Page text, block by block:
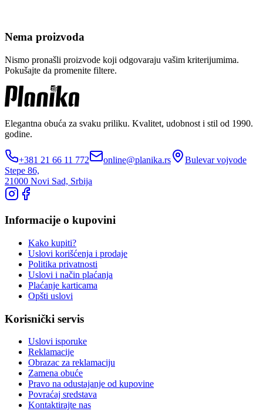
Nema proizvoda
Nismo pronašli proizvode koji odgovaraju vašim kriterijumima.
Pokušajte da promenite filtere.
Elegantna obuća za svaku priliku. Kvalitet, udobnost i stil od 1990.
godine.
+381 21 66 11 772 online@planika.rs
Bulevar vojvode
Stepe 86,
21000 Novi Sad, Srbija
Informacije o kupovini
Kako kupiti?
Uslovi korišćenja i prodaje
Politika privatnosti
Uslovi i način plaćanja
Plaćanje karticama
Opšti uslovi
Korisnički servis
Uslovi isporuke
Reklamacije
Obrazac za reklamaciju
Zamena obuće
Pravo na odustajanje od kupovine
Povraćaj sredstava
Kontaktirajte nas